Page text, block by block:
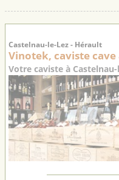
Castelnau-le-Lez - Hérault
Vinotek, caviste cave
Votre caviste à Castelnau-